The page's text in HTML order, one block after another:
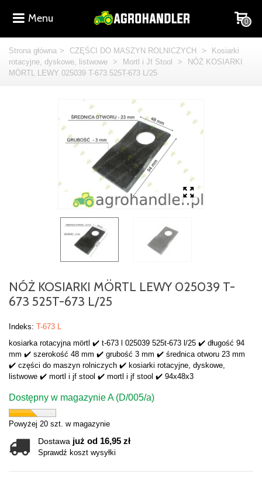
Menu 0
Strona główna > CZĘŚCI DO MASZYN ROLNICZYCH >
Kosiarki
rotacyjne, dyskowe, listwowe
> Mortl i Jf Stool >
NÓŻ KOSIARKI
MÖRTL LEWY 025039 T-673 525T-673 L/25
NÓŻ KOSIARKI MÖRTL LEWY 025039 T-
673 525T-673 L/25
Indeks: T-673 L
kosiarka rotacyjna mörtl ✔️ t-673 l 025039 525t-673 l/25 ✔️ długość 94
mm ✔️ szerokość 48 mm ✔️ grubość 3 mm ✔️ średnica otworu 23 mm
✔️ części do maszyn rolniczych ✔️ kosiarki rotacyjne, dyskowe,
listwowe ✔️ mortl i jf stool ✔️ mortl i jf stool ✔️ 94x48x3
Dostępny w magazynie A (D/005/a)
Powyżej 20 szt. w magazynie
Dostawa już od 16,95 zł
Sprawdź koszt wysyłki